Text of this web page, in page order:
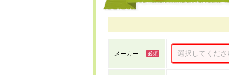
メーカー